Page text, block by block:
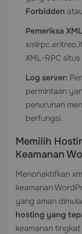
Forbidden
Pemeriksa
XML-RPC
Log server:
permintaan
penurunan
berfungsi.
Memilih
Keamanan
Menonaktifkan
keamanan
yang aman
hosting yang
keamanan